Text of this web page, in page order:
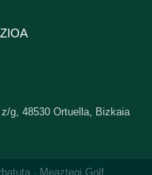
g, 48530 Ortuella, Bizkaia
· Meaztegi Golf